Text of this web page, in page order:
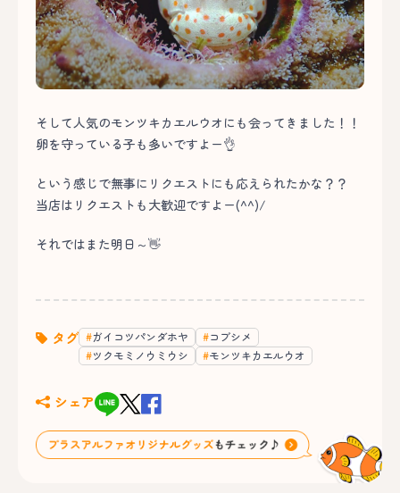
そして人気のモンツキカエルウオにも会ってきました！！
卵を守っている子も多いですよー👌
という感じで無事にリクエストにも応えられたかな？？
当店はリクエストも大歓迎ですよー(^^)/
それではまた明日～👋
タグ ガイコツパンダホヤ
コブシメ
ツクモミノウミウシ
モンツキカエルウオ
シェア